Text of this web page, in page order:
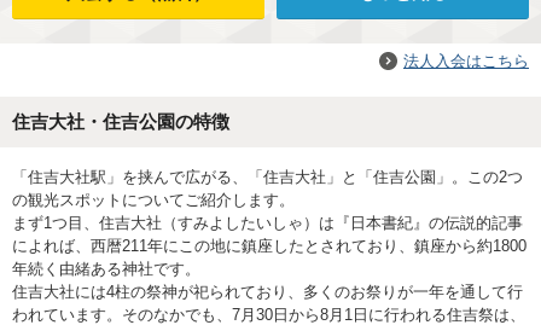
法人入会はこちら
住吉大社・住吉公園の特徴
「住吉大社駅」を挟んで広がる、「住吉大社」と「住吉公園」。この2つ
の観光スポットについてご紹介します。
まず1つ目、住吉大社（すみよしたいしゃ）は『日本書紀』の伝説的記事
によれば、西暦211年にこの地に鎮座したとされており、鎮座から約1800
年続く由緒ある神社です。
住吉大社には4柱の祭神が祀られており、多くのお祭りが一年を通して行
われています。そのなかでも、7月30日から8月1日に行われる住吉祭は、